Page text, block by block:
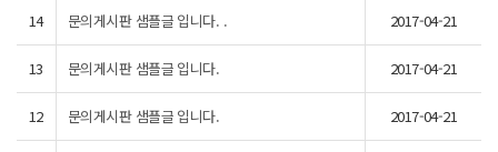
14 문의게시판 샘플글 입니다. . 2017-04-21
13 문의게시판 샘플글 입니다. 2017-04-21
12 문의게시판 샘플글 입니다. 2017-04-21